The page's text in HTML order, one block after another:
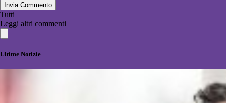
Invia Commento
Tutti
Leggi altri commenti
Ultime Notizie